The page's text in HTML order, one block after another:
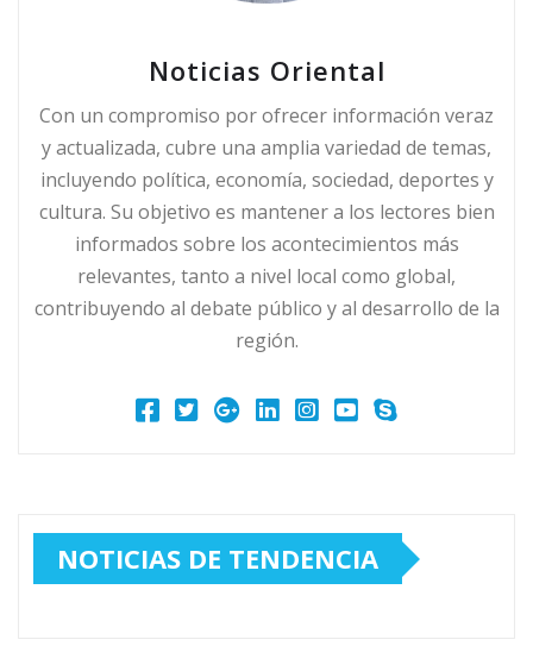
Noticias Oriental
Con un compromiso por ofrecer información veraz
y actualizada, cubre una amplia variedad de temas,
incluyendo política, economía, sociedad, deportes y
cultura. Su objetivo es mantener a los lectores bien
informados sobre los acontecimientos más
relevantes, tanto a nivel local como global,
contribuyendo al debate público y al desarrollo de la
región.
NOTICIAS DE TENDENCIA